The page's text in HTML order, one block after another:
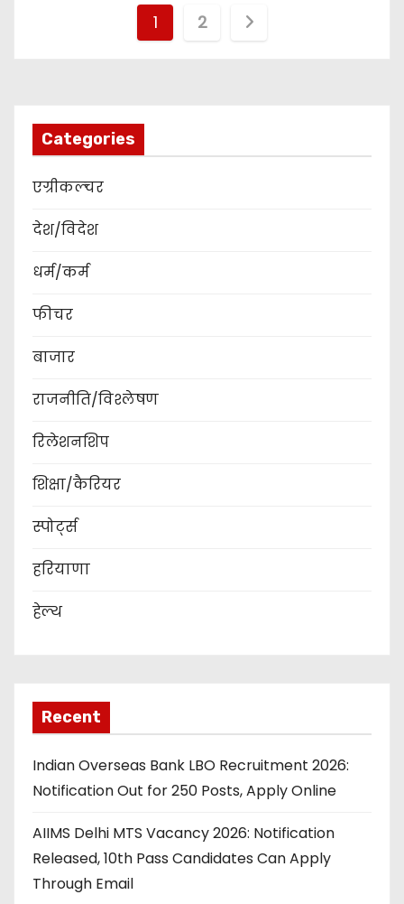
t
a
1 2
Categories
एग्रीकल्चर
देश/विदेश
धर्म/कर्म
फीचर
बाजार
राजनीति/विश्लेषण
रिलेशनशिप
शिक्षा/कैरियर
स्पोर्ट्स
हरियाणा
हेल्थ
Recent
Indian Overseas Bank LBO Recruitment 2026:
Notification Out for 250 Posts, Apply Online
AIIMS Delhi MTS Vacancy 2026: Notification
Released, 10th Pass Candidates Can Apply
Through Email